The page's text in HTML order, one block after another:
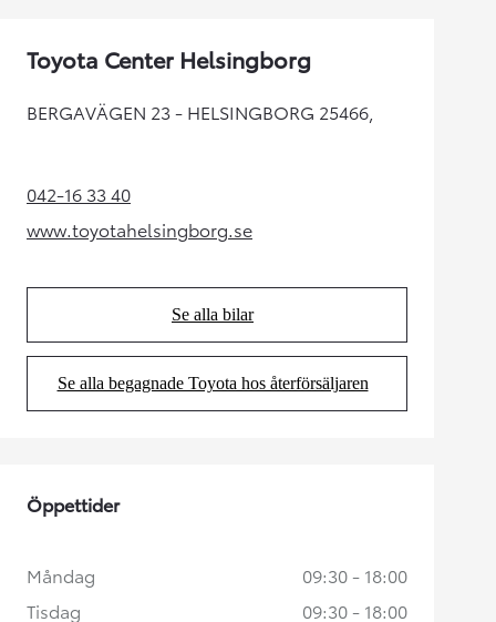
Toyota Center Helsingborg
BERGAVÄGEN 23 - HELSINGBORG 25466,
042-16 33 40(Opens in new tab)
www.toyotahelsingborg.se
(Opens in new tab)
Se alla bilar
(Opens in new tab)
Se alla begagnade Toyota hos återförsäljaren
(Opens in new tab)
Öppettider
Måndag
09:30 - 18:00
Tisdag
09:30 - 18:00